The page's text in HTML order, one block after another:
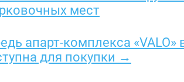
мест
апарт-комплекса
для покупки →